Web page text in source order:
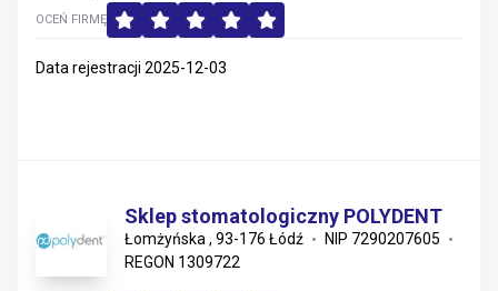
OCEŃ FIRMĘ
Data rejestracji 2025-12-03
Sklep stomatologiczny POLYDENT
Łomżyńska , 93-176 Łódź
NIP 7290207605
REGON 1309722